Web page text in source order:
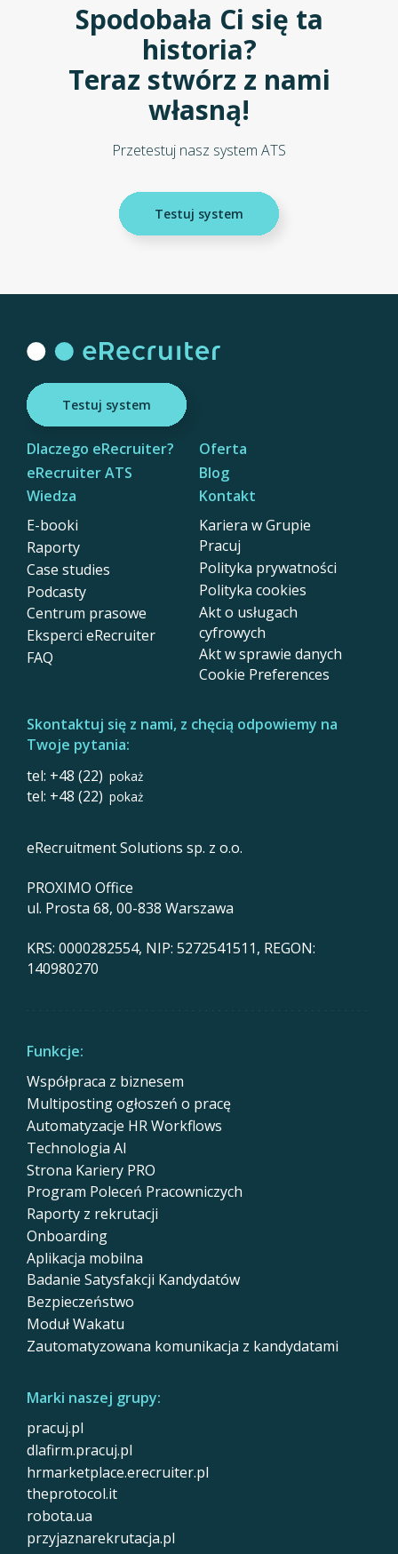
Spodobała Ci się ta
historia?
Teraz stwórz z nami
własną!
Przetestuj nasz system ATS
Testuj system
Testuj system
Dlaczego eRecruiter?
eRecruiter ATS
Wiedza
E-booki
Raporty
Case studies
Podcasty
Centrum prasowe
Eksperci eRecruiter
FAQ
Oferta
Blog
Kontakt
Kariera w Grupie
Pracuj
Polityka prywatności
Polityka cookies
Akt o usługach
cyfrowych
Akt w sprawie danych
Cookie Preferences
Skontaktuj się z nami, z chęcią odpowiemy na
Twoje pytania:
tel: +48 (22) pokaż
tel: +48 (22) pokaż
eRecruitment Solutions sp. z o.o.
PROXIMO Office
ul. Prosta 68, 00-838 Warszawa
KRS: 0000282554, NIP: 5272541511, REGON:
140980270
Funkcje:
Współpraca z biznesem
Multiposting ogłoszeń o pracę
Automatyzacje HR Workflows
Technologia AI
Strona Kariery PRO
Program Poleceń Pracowniczych
Raporty z rekrutacji
Onboarding
Aplikacja mobilna
Badanie Satysfakcji Kandydatów
Bezpieczeństwo
Moduł Wakatu
Zautomatyzowana komunikacja z kandydatami
Marki naszej grupy:
pracuj.pl
dlafirm.pracuj.pl
hrmarketplace.erecruiter.pl
theprotocol.it
robota.ua
przyjaznarekrutacja.pl